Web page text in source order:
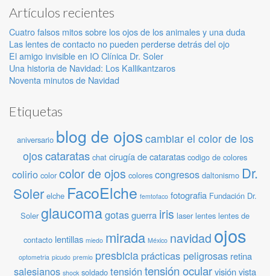
Artículos recientes
Cuatro falsos mitos sobre los ojos de los animales y una duda
Las lentes de contacto no pueden perderse detrás del ojo
El amigo invisible en IO Clínica Dr. Soler
Una historia de Navidad: Los Kallikantzaros
Noventa minutos de Navidad
Etiquetas
aniversario blog de ojoscambiar el color de los
ojos cataratas chat cirugía de cataratas codigo de colores
colirio color color de ojos colores congresos daltonismo Dr.
Soler elche FacoElche femtofaco fotografia Fundación Dr.
Soler glaucomagotasguerra iris laser lentes lentes de
contacto lentillas miedo mirada México navidad ojos
optometria picudo premio presbicia prácticas peligrosas retina
salesianos shock soldado tensión tensión ocularvisiónvista